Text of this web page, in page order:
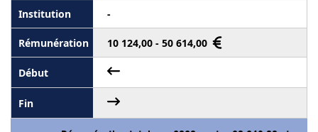
-
10 124,00 - 50 614,00